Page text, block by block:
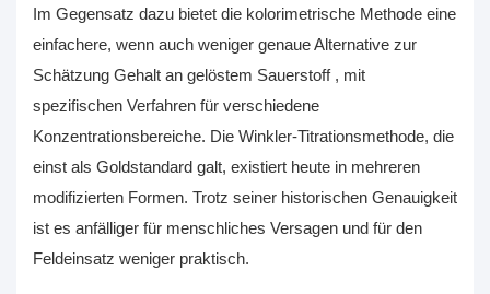
Im Gegensatz dazu bietet die kolorimetrische Methode eine
einfachere, wenn auch weniger genaue Alternative zur
Schätzung Gehalt an gelöstem Sauerstoff , mit
spezifischen Verfahren für verschiedene
Konzentrationsbereiche. Die Winkler-Titrationsmethode, die
einst als Goldstandard galt, existiert heute in mehreren
modifizierten Formen. Trotz seiner historischen Genauigkeit
ist es anfälliger für menschliches Versagen und für den
Feldeinsatz weniger praktisch.